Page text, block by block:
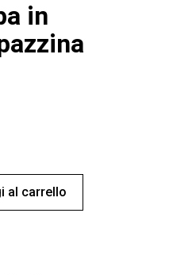
in
al carrello